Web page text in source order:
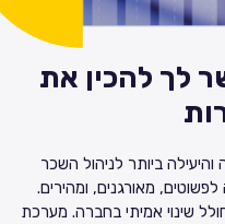
לך להכין את
ביותר לניהול השכר
מאורגנים, ומהירים.
שינוי אמיתי בחברה. מערכת